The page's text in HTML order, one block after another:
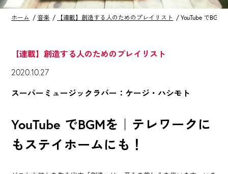
ホーム 音楽 【連載】創造する人のためのプレイリスト YouTube で
【連載】創造する人のためのプレイリスト
2020.10.27
スーパーミュージックラバー：ケージ・ハシモト
YouTube でBGMを｜テレワークに
もステイホームにも！